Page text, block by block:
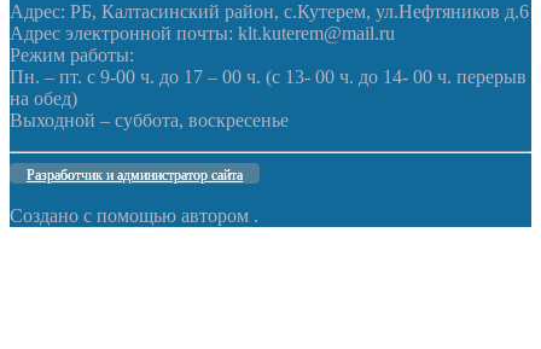
Адрес: РБ, Калтасинский район, с.Кутерем, ул.Нефтяников д.6
Адрес электронной почты: klt.kuterem@mail.ru
Режим работы:
Пн. – пт. с 9-00 ч. до 17 – 00 ч. (с 13- 00 ч. до 14- 00 ч. перерыв
на обед)
Выходной – суббота, воскресенье
Разработчик и администратор сайта
Создано с помощью автором .